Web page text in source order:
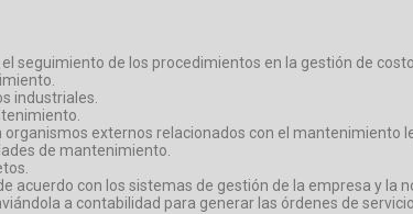
seguimiento de los procedimientos en la gestión de
industriales.
externos relacionados con el mantenimiento
de mantenimiento.
con los sistemas de gestión de la empresa y la
a contabilidad para generar las órdenes de servicio.